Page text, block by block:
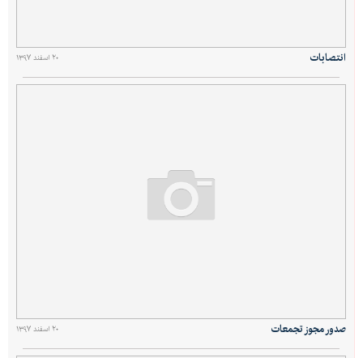
۲۰ اسفند ۱۳۹۷ انتصابات
۲۰ اسفند ۱۳۹۷ صدور مجوز تجمعات